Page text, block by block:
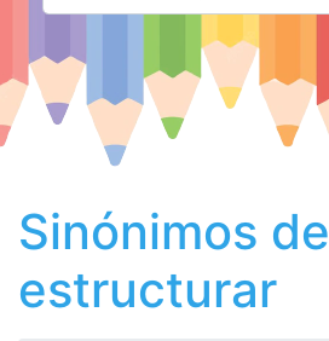
Sinónimos de
estructurar